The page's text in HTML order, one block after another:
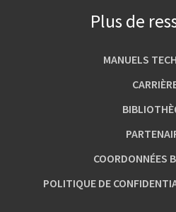
Plus de
MANUELS
COORDONNÉES
POLITIQUE DE